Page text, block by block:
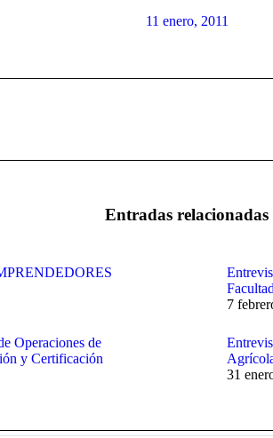
11 enero, 2011
Entradas relacionadas
7
Operaciones de
y Certificación
31